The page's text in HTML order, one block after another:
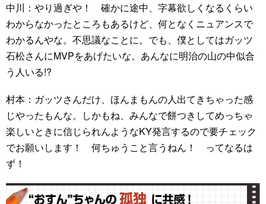
中川：やり過ぎや！ 確かに途中、字幕欲しくなるくらい
わからなかったところもあるけど、何となくニュアンスで
わかるんやな。不思議なことに。でも、僕としてはガッツ
石松さんにMVPをあげたいな。あんなに明治の山の中似合
う人いる!?
村本：ガッツさんだけ、ほんまもんの人出てきちゃった感
じやったもんな。しかもね、みんなで餅つきしてめっちゃ
楽しいときに信じられんようなKY発言するので要チェック
でお願いします！ 何ちゅうこと言うねん！ ってなるは
ず！